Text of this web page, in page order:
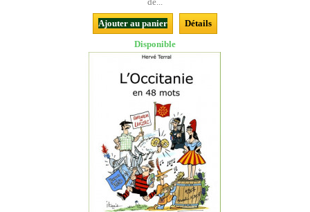
Ajouter au panier
Détails
Disponible